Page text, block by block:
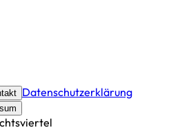
Datenschutzerklärung